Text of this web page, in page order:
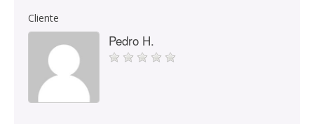
Cliente
Pedro H.